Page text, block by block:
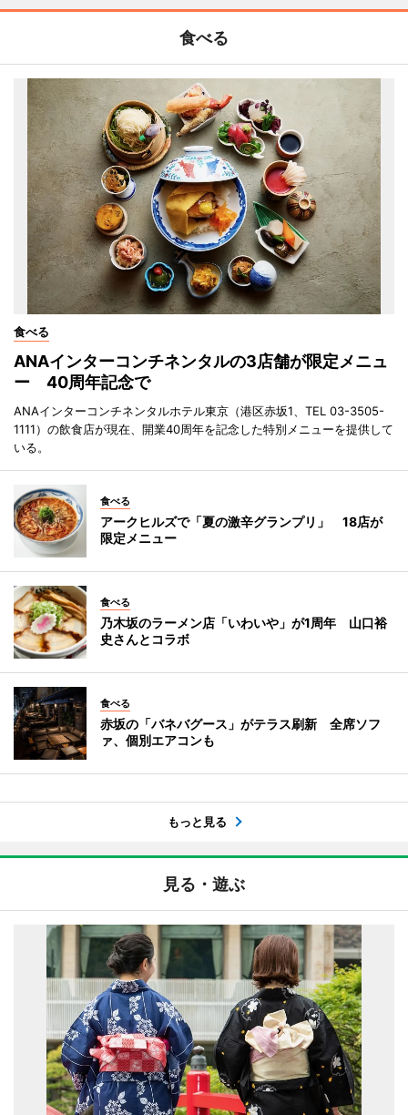
食べる
食べる
ANAインターコンチネンタルの3店舗が限定メニュ
ー 40周年記念で
ANAインターコンチネンタルホテル東京（港区赤坂1、TEL 03-3505-
1111）の飲食店が現在、開業40周年を記念した特別メニューを提供して
いる。
食べる
アークヒルズで「夏の激辛グランプリ」 18店が
限定メニュー
食べる
乃木坂のラーメン店「いわいや」が1周年 山口裕
史さんとコラボ
食べる
赤坂の「バネバグース」がテラス刷新 全席ソフ
ァ、個別エアコンも
もっと見る
見る・遊ぶ